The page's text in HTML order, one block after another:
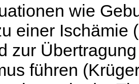
wie
einer Ischämie
zur
führen